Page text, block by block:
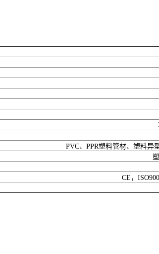
PVC、PPR塑料管材、塑料异
CE，